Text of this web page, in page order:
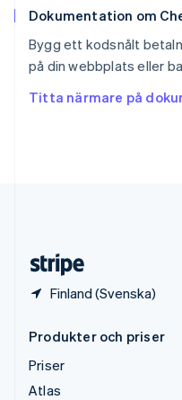
Dokumentation om
Bygg ett kodsnålt
på din webbplats eller
Titta närmare på
Finland (Svenska)
Sverige
Thailand
ไทยEnglish
English
Produkter och priser
Priser
Atlas